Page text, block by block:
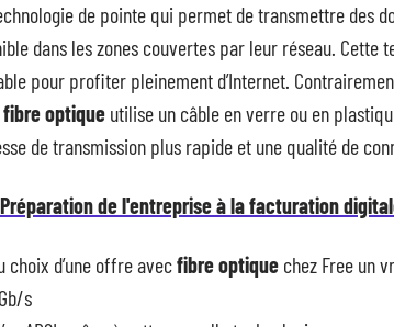
de pointe qui permet de transmettre des
dans les zones couvertes par leur réseau. Cette
pour profiter pleinement d’Internet.
fibre optique utilise un câble en verre ou en
de transmission plus rapide et une qualité de
Préparation de l'entreprise à la facturation
choix d’une offre avecfibre optique chez Free un
s